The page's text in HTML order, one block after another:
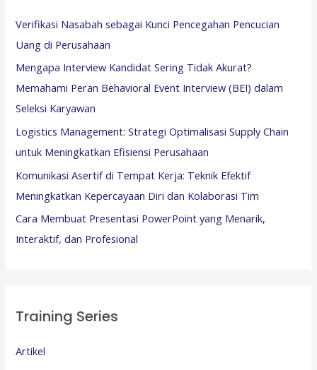
Verifikasi Nasabah sebagai Kunci Pencegahan Pencucian
Uang di Perusahaan
Mengapa Interview Kandidat Sering Tidak Akurat?
Memahami Peran Behavioral Event Interview (BEI) dalam
Seleksi Karyawan
Logistics Management: Strategi Optimalisasi Supply Chain
untuk Meningkatkan Efisiensi Perusahaan
Komunikasi Asertif di Tempat Kerja: Teknik Efektif
Meningkatkan Kepercayaan Diri dan Kolaborasi Tim
Cara Membuat Presentasi PowerPoint yang Menarik,
Interaktif, dan Profesional
Training Series
Artikel